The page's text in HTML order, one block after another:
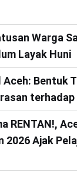
Warga
Layak Huni
Aceh: Bentuk
terhadap
RENTAN!,
2026 Ajak